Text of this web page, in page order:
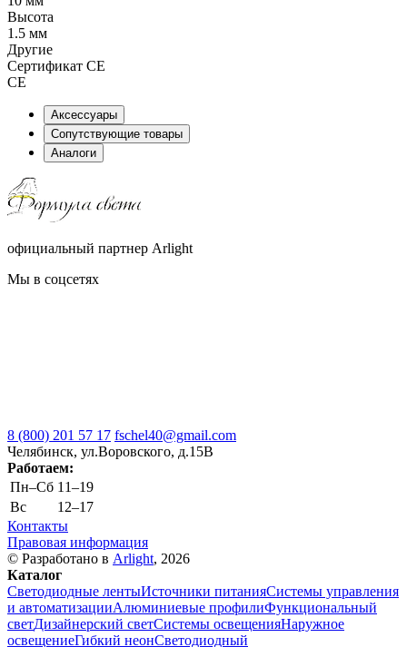
Высота
1.5 мм
Другие
Сертификат CE
CE
Аксессуары
Сопутствующие товары
Аналоги
официальный партнер Arlight
Мы в соцсетях
8 (800) 201 57 17 fschel40@gmail.com
Челябинск, ул.Воровского, д.15В
Работаем:
Пн–Cб 11–19
Вс
12–17
Контакты
Правовая информация
© Разработано в Arlight, 2026
Каталог
Светодиодные лентыИсточники питанияСистемы управления
и автоматизацииАлюминиевые профилиФункциональный
светДизайнерский светСистемы освещенияНаружное
освещениеГибкий неонСветодиодный